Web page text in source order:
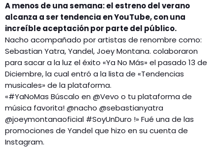
A menos de una semana: el estreno del verano
alcanza a ser tendencia en YouTube, con una
increíble aceptación por parte del público.
Nacho acompañado por artistas de renombre como:
Sebastian Yatra, Yandel, Joey Montana. colaboraron
para sacar a la luz el éxito «Ya No Más» el pasado 13 de
Diciembre, la cual entró a la lista de «Tendencias
musicales» de la plataforma.
«#YaNoMas Búscalo en @Vevo o tu plataforma de
música favorita! @nacho @sebastianyatra
@joeymontanaoficial #SoyUnDuro !» Fué una de las
promociones de Yandel que hizo en su cuenta de
Instagram.